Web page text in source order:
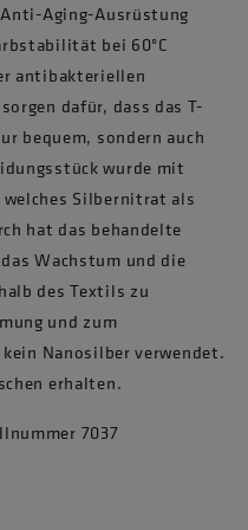
Aging-Ausrüstung
bei 60°C
antibakteriellen
dafür, dass das T-
bequem, sondern auch
wurde mit
Silbernitrat als
hat das behandelte
Wachstum und die
des Textils zu
und zum
Nanosilber verwendet.
erhalten.
7037